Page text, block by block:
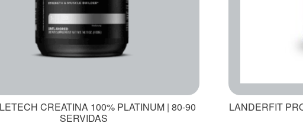
CREATINA 100% PLATINUM | 80-90
SERVIDAS
LANDERFIT